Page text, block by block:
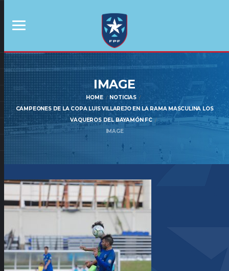
IMAGE
HOME
NOTICIAS
CAMPEONES DE LA COPA LUIS VILLAREJO EN LA RAMA MASCULINA LOS
VAQUEROS DEL BAYAMÓN FC
IMAGE